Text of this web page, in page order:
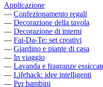
Applicazione
— Confezionamento regali
— Decorazione della tavola
— Decorazione di interni
— Fai-Da-Te: set creativi
— Giardino e piante di casa
— In viaggio
— Lavanda e fragranze
— Lifehack: idee intelligenti
— Per bambini